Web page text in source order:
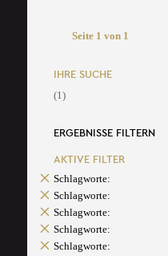
Seite 1 von 1
IHRE SUCHE
(1)
ERGEBNISSE FILTERN
AKTIVE FILTER
Schlagworte:
Schlagworte:
Schlagworte:
Schlagworte:
Schlagworte: